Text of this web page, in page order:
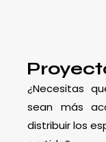
¿Necesitas
sean más
distribuir los